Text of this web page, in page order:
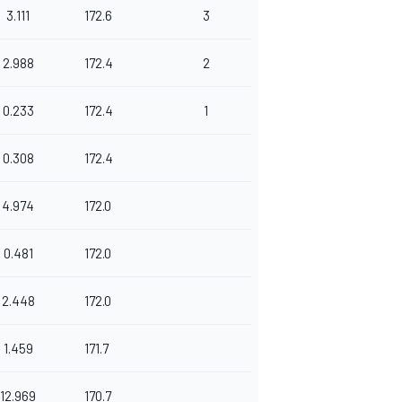
3.111 172.6 3
2.988 172.4 2
0.233 172.4 1
0.308 172.4
4.974 172.0
0.481 172.0
2.448 172.0
1.459 171.7
12.969 170.7